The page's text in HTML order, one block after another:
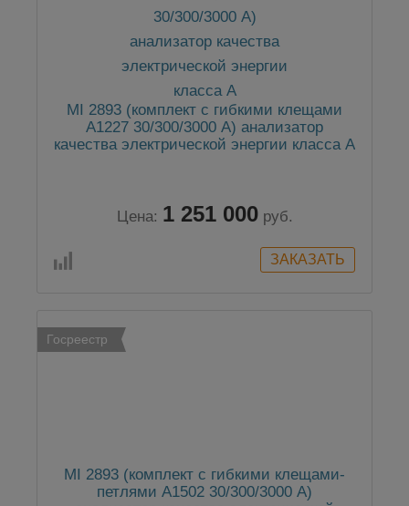
MI 2893 (комплект с гибкими клещами
А1227 30/300/3000 А) анализатор
качества электрической энергии класса А
Цена: 1 251 000 руб.
Госреестр
MI 2893 (комплект с гибкими клещами-
петлями А1502 30/300/3000 А)